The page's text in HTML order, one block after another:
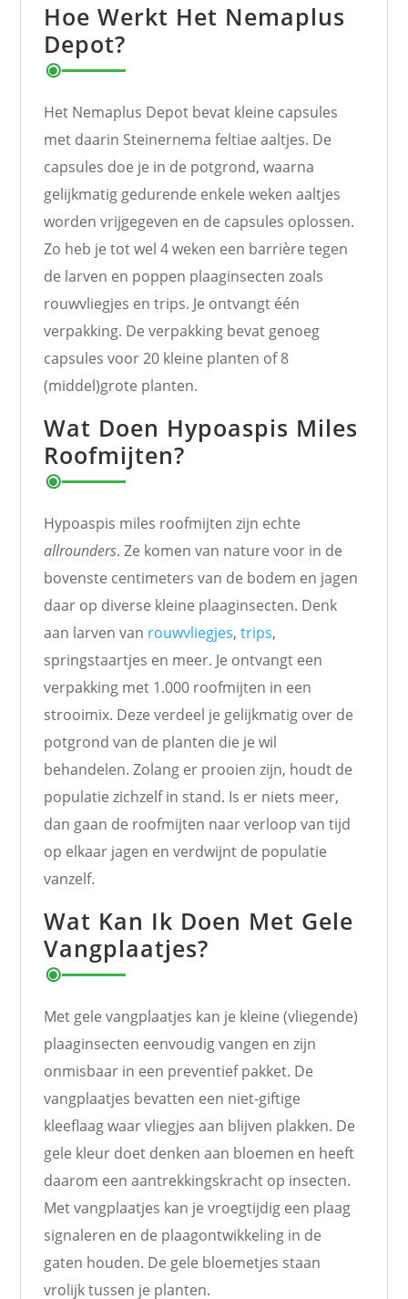
Hoe Werkt Het Nemaplus
Depot?
Het Nemaplus Depot bevat kleine capsules
met daarin Steinernema feltiae aaltjes. De
capsules doe je in de potgrond, waarna
gelijkmatig gedurende enkele weken aaltjes
worden vrijgegeven en de capsules oplossen.
Zo heb je tot wel 4 weken een barrière tegen
de larven en poppen plaaginsecten zoals
rouwvliegjes en trips. Je ontvangt één
verpakking. De verpakking bevat genoeg
capsules voor 20 kleine planten of 8
(middel)grote planten.
Wat Doen Hypoaspis Miles
Roofmijten?
Hypoaspis miles roofmijten zijn echte
allrounders. Ze komen van nature voor in de
bovenste centimeters van de bodem en jagen
daar op diverse kleine plaaginsecten. Denk
aan larven van rouwvliegjes,trips,
springstaartjes en meer. Je ontvangt een
verpakking met 1.000 roofmijten in een
strooimix. Deze verdeel je gelijkmatig over de
potgrond van de planten die je wil
behandelen. Zolang er prooien zijn, houdt de
populatie zichzelf in stand. Is er niets meer,
dan gaan de roofmijten naar verloop van tijd
op elkaar jagen en verdwijnt de populatie
vanzelf.
Wat Kan Ik Doen Met Gele
Vangplaatjes?
Met gele vangplaatjes kan je kleine (vliegende)
plaaginsecten eenvoudig vangen en zijn
onmisbaar in een preventief pakket. De
vangplaatjes bevatten een niet-giftige
kleeflaag waar vliegjes aan blijven plakken. De
gele kleur doet denken aan bloemen en heeft
daarom een aantrekkingskracht op insecten.
Met vangplaatjes kan je vroegtijdig een plaag
signaleren en de plaagontwikkeling in de
gaten houden. De gele bloemetjes staan
vrolijk tussen je planten.